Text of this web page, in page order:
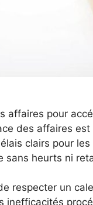
affaires pour
des affaires est
clairs pour
sans heurts ni
respecter un
inefficacités